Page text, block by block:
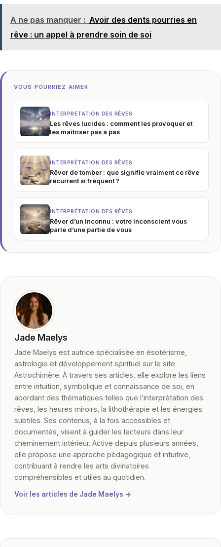
A ne pas manquer : Avoir des dents pourries en
rêve : un appel à prendre soin de soi
VOUS POURRIEZ AIMER
INTERPRÉTATION DES RÊVES
Les rêves lucides : comment les provoquer et
les maîtriser pas à pas
INTERPRÉTATION DES RÊVES
Rêver de tomber : que signifie vraiment ce rêve
récurrent si fréquent ?
INTERPRÉTATION DES RÊVES
Rêver d’un inconnu : votre inconscient vous
parle d’une partie de vous
Jade Maelys
Jade Maelys est autrice spécialisée en ésotérisme,
astrologie et développement spirituel sur le site
Astrochimère. À travers ses articles, elle explore les liens
entre intuition, symbolique et connaissance de soi, en
abordant des thématiques telles que l’interprétation des
rêves, les heures miroirs, la lithothérapie et les énergies
subtiles. Ses contenus, à la fois accessibles et
documentés, visent à guider les lecteurs dans leur
cheminement intérieur. Active depuis plusieurs années,
elle propose une approche pédagogique et intuitive,
contribuant à rendre les arts divinatoires
compréhensibles et utiles au quotidien.
Voir les articles de Jade Maelys →